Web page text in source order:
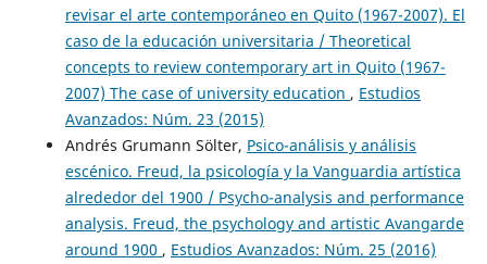
revisar el arte contemporáneo en Quito (1967-2007). El
caso de la educación universitaria / Theoretical
concepts to review contemporary art in Quito (1967-
2007) The case of university education , Estudios
Avanzados: Núm. 23 (2015)
Andrés Grumann Sölter, Psico-análisis y análisis
escénico. Freud, la psicología y la Vanguardia artística
alrededor del 1900 / Psycho-analysis and performance
analysis. Freud, the psychology and artistic Avangarde
around 1900 , Estudios Avanzados: Núm. 25 (2016)